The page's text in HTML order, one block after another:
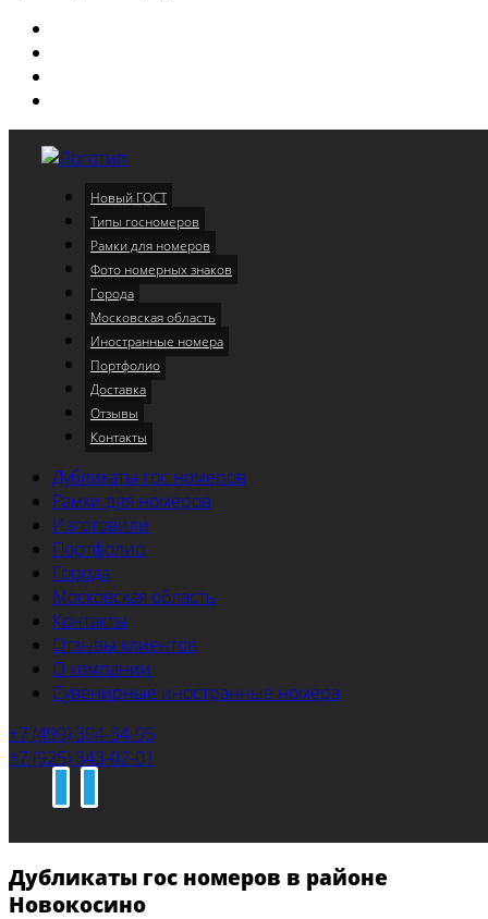
Меню
Новый ГОСТ
Типы госномеров
Рамки для номеров
Фото номерных знаков
Города
Московская область
Иностранные номера
Портфолио
Доставка
Отзывы
Контакты
Дубликаты гос номеров
Рамки для номеров
Изготовили
Портфолио
Города
Московская область
Контакты
Отзывы клиентов
О компании
Сувенирные иностранные номера
+7 (499) 394-34-95
+7 (925) 343-02-01
Дубликаты гос номеров в районе
Новокосино